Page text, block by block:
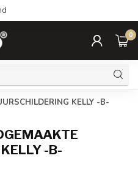
0
KELLY -B-
-B-